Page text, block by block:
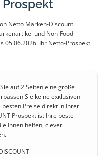
Netto Marken-Discount.
und Non-Food-
05.06.2026. Ihr Netto-Prospekt
auf 2 Seiten eine große
Sie keine exкlusiven
besten Preise direkt in Ihrer
Prospekt ist Ihre beste
Ihnen helfen, clever